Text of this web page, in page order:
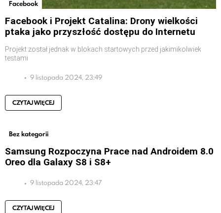
Facebook
Facebook i Projekt Catalina: Drony wielkości
ptaka jako przyszłość dostępu do Internetu
Projekt został jednak w blokach startowych przed jakimikolwiek
testami
9 listopada 2024, 23:49
CZYTAJ WIĘCEJ
Bez kategorii
Samsung Rozpoczyna Prace nad Androidem 8.0
Oreo dla Galaxy S8 i S8+
9 listopada 2024, 23:47
CZYTAJ WIĘCEJ